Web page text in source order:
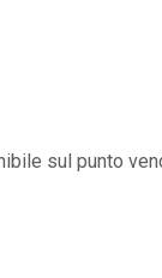
sul punto